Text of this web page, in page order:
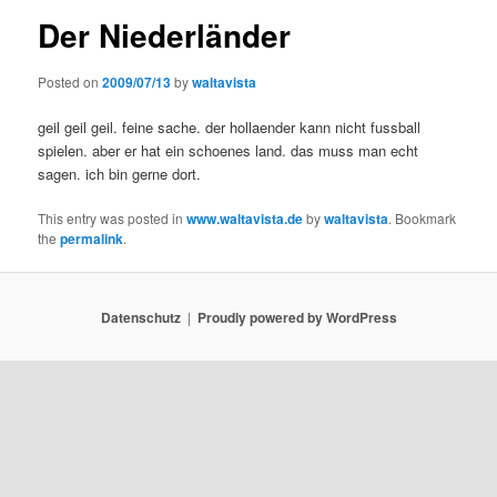
Der Niederländer
Posted on2009/07/13bywaltavista
geil geil geil. feine sache. der hollaender kann nicht fussball
spielen. aber er hat ein schoenes land. das muss man echt
sagen. ich bin gerne dort.
This entry was posted inwww.waltavista.debywaltavista. Bookmark
thepermalink.
Datenschutz Proudly powered by WordPress